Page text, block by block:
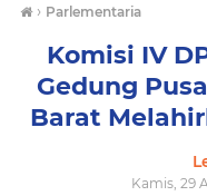
› Parlementaria
Komisi IV
Gedung
Barat
Kamis, 29